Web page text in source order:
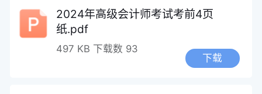
2024年高级会计师考试考前4页
纸.pdf
497 KB 下载数 93
下载